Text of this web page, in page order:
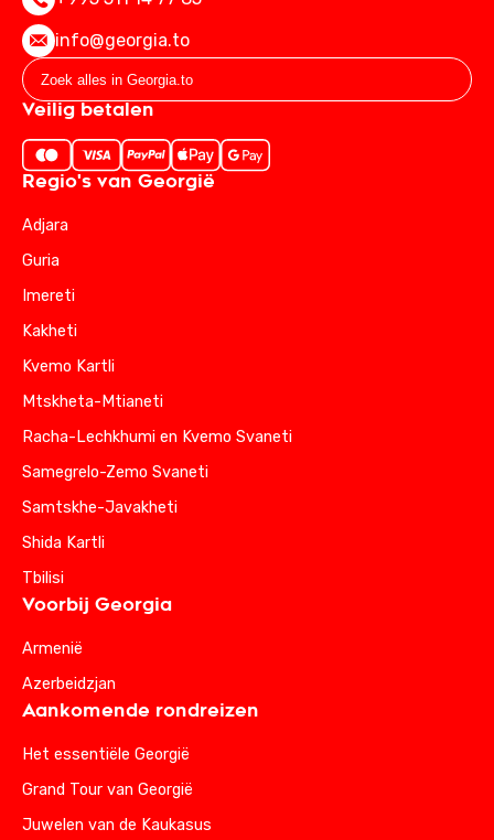
info@georgia.to
Veilig betalen
Regio's van Georgië
Adjara
Guria
Imereti
Kakheti
Kvemo Kartli
Mtskheta-Mtianeti
Racha-Lechkhumi en Kvemo Svaneti
Samegrelo-Zemo Svaneti
Samtskhe-Javakheti
Shida Kartli
Tbilisi
Voorbij Georgia
Armenië
Azerbeidzjan
Aankomende rondreizen
Het essentiële Georgië
Grand Tour van Georgië
Juwelen van de Kaukasus